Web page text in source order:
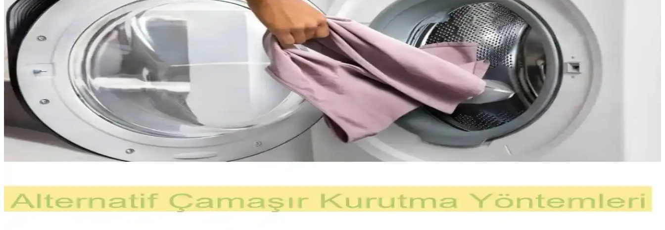
Bazı airfryer modelleri pişirme tamamlandığında sürekli bip sesi verirken, uygulama ve akıllı ev entegrasyonları bu uyarı eksikliğini tamamlıyor. Alternatif çözümler ve güvenlik değerlendirmeleri de ele alınıyor.
Elektronik Lehimlemede Doğru Teknikler ve Yaygın Hataların Analizi
Elektronik lehimleme sürecinde sık karşılaşılan hatalar ve doğru tekniklerin önemi, Reddit tartışmaları ve uygulamalı öneriler ışığında ele alınıyor. Lehimleme becerilerinin geliştirilmesi için pratik ve eğitim
yöntemleri sunuluyor.
Güç Kaynağı Test Cihazları ve Elektronik Yük Kullanımının Temel Yöntemleri ve Avantajları
Güç kaynağı testleri, dirençler ve elektronik yük cihazlarıyla yapılır. Programlanabilir elektronik yükler test süreçlerini kolaylaştırır. Doğru ekipman seçimi güvenlik ve doğruluk için önemlidir.
Fırın Isıtma Elemanı Arızası: Nedenleri, Sonuçları ve Onarım Seçenekleri
Fırın ısıtma elemanı arızaları, aşırı ısınma ve patlama sonucu ciddi yapısal hasarlara yol açabilir. Onarım maliyetleri yüksek olup, kontrol kartı hasarları da dikkate alınmalıdır.
Kurutucuda Aşırı Tüylenme Sorunu: Nedenleri, Bakımı ve Güvenlik Önlemleri
Çamaşır Kurutma Makinesinin Uzun Süre Çalışmasının Nedenleri ve Alınacak Güvenlik Önlemleri
Kurutma makinelerinin uzun süre çalışmasının başlıca nedenleri zamanlayıcı motoru arızası, nem sensörü sorunları ve ısıtma elemanı kısa devresidir. Düzenli bakım ve evde olmadığınızda makineyi kapatmak